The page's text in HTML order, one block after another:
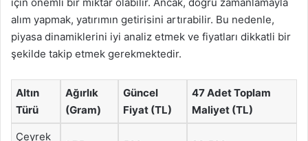
alım yapmak, yatırımın getirisini artırabilir. Bu nedenle,
piyasa dinamiklerini iyi analiz etmek ve fiyatları dikkatli bir
şekilde takip etmek gerekmektedir.
Altın
Türü
Ağırlık
(Gram)
Güncel
Fiyat (TL)
47 Adet Toplam
Maliyet (TL)
Çeyrek